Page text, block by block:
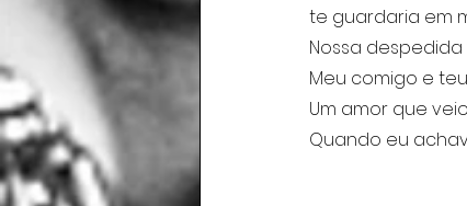
te guardaria em
Nossa
Meu comigo e
Um amor que
Quando eu